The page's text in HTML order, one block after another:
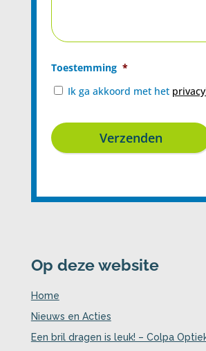
Toestemming *
Ik ga akkoord met het
Op deze website
Home
Nieuws en Acties
Een bril dragen is leuk! – Colpa